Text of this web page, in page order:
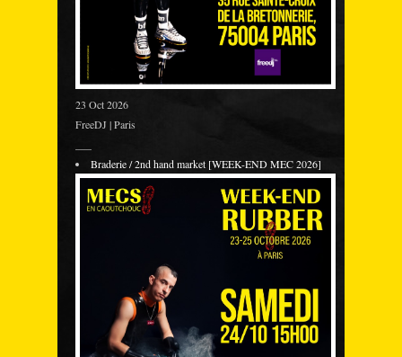
23 Oct 2026
FreeDJ | Paris
Braderie / 2nd hand market [WEEK-END MEC 2026]